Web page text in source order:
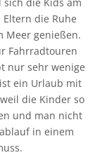
die Ruhe
Meer genießen.
Fahrradtouren
nur sehr wenige
ein Urlaub mit
die Kinder so
und man nicht
in einem